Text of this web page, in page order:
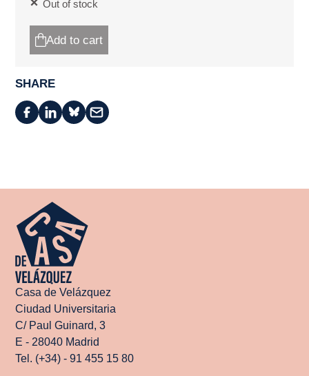
Out of stock
Add to cart
SHARE
Casa de Velázquez
Ciudad Universitaria
C/ Paul Guinard, 3
E - 28040 Madrid
Tel. (+34) - 91 455 15 80